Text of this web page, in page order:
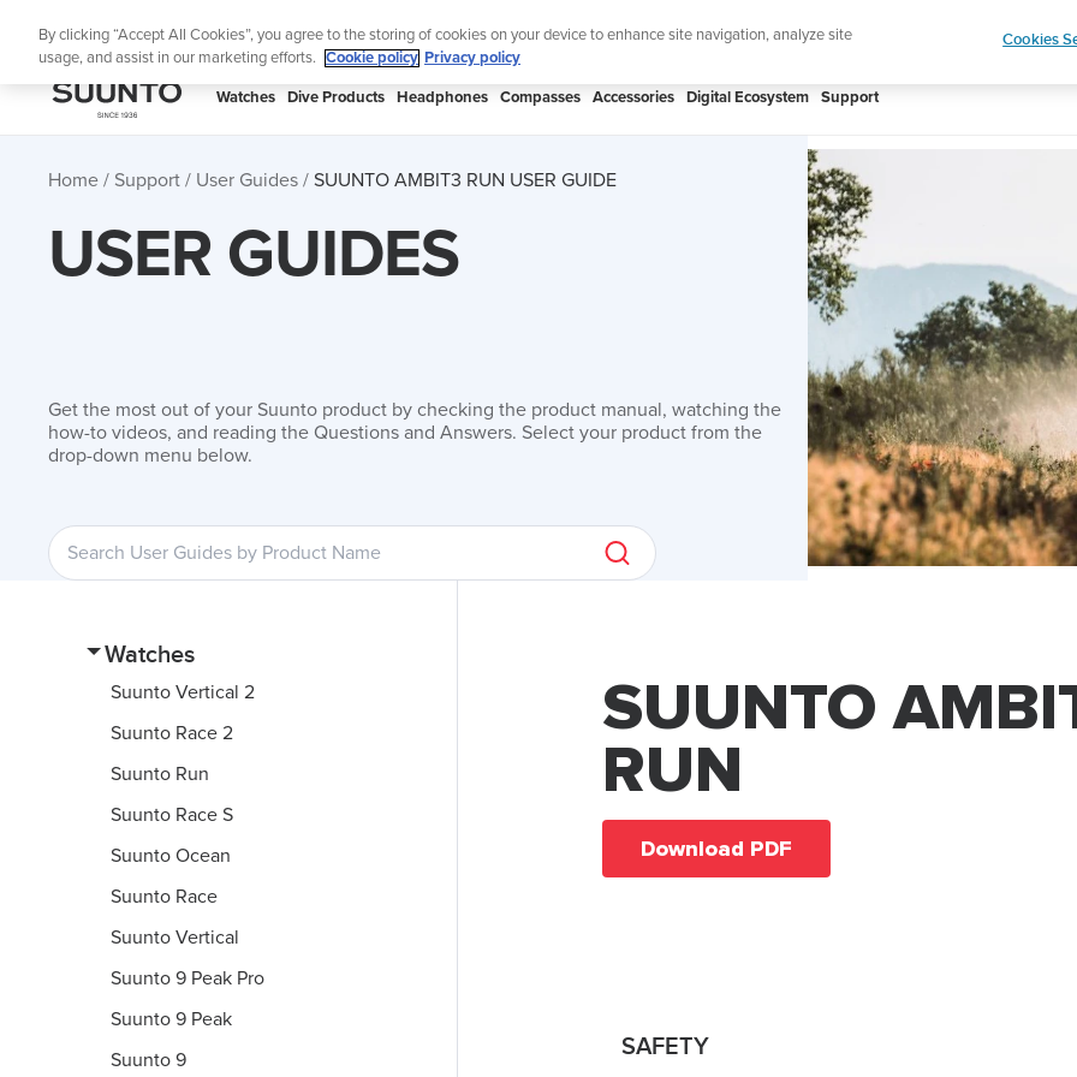
Lightweight sports watch designed for runners Shop
SUUNTO
Watches Dive Products Headphones Compasses Accessories Digital Ecosystem Support
Home Support User Guides SUUNTO AMBIT3 RUN USER GUIDE
USER GUIDES
Get the most out of your Suunto product by checking the product manual, watching the
how-to videos, and reading the Questions and Answers. Select your product from the
drop-down menu below.
Watches
Suunto Vertical 2
Suunto Race 2
Suunto Run
Suunto Race S
Suunto Ocean
Suunto Race
Suunto Vertical
Suunto 9 Peak Pro
Suunto 9 Peak
Suunto 9
SUUNTO
RUN
Download PDF
SAFETY
By clicking “Accept All Cookies”, you agree to the storing of cookies on your device to enhance site navigation, analyze site
usage, and assist in our marketing efforts.
Cookie policy Privacy policy
Cookies